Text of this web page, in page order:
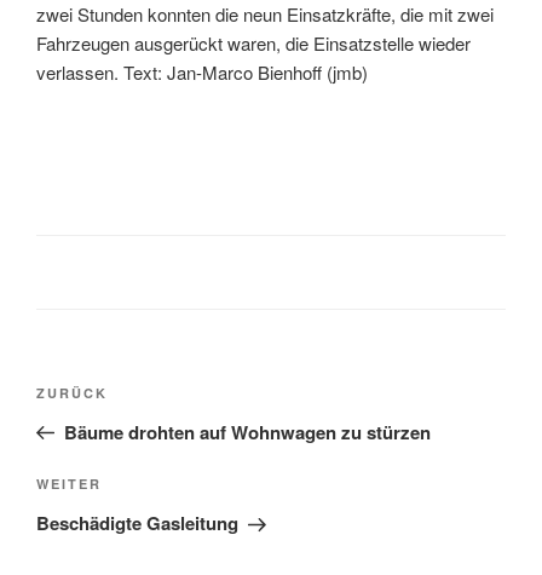
zwei Stunden konnten die neun Einsatzkräfte, die mit zwei
Fahrzeugen ausgerückt waren, die Einsatzstelle wieder
verlassen. Text: Jan-Marco Bienhoff (jmb)
ZURÜCK
Bäume drohten auf Wohnwagen zu stürzen
WEITER
Beschädigte Gasleitung